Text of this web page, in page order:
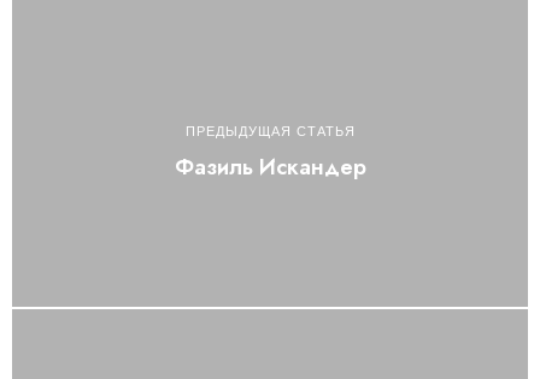
ПРЕДЫДУЩАЯ СТАТЬЯ
Фазиль Искандер